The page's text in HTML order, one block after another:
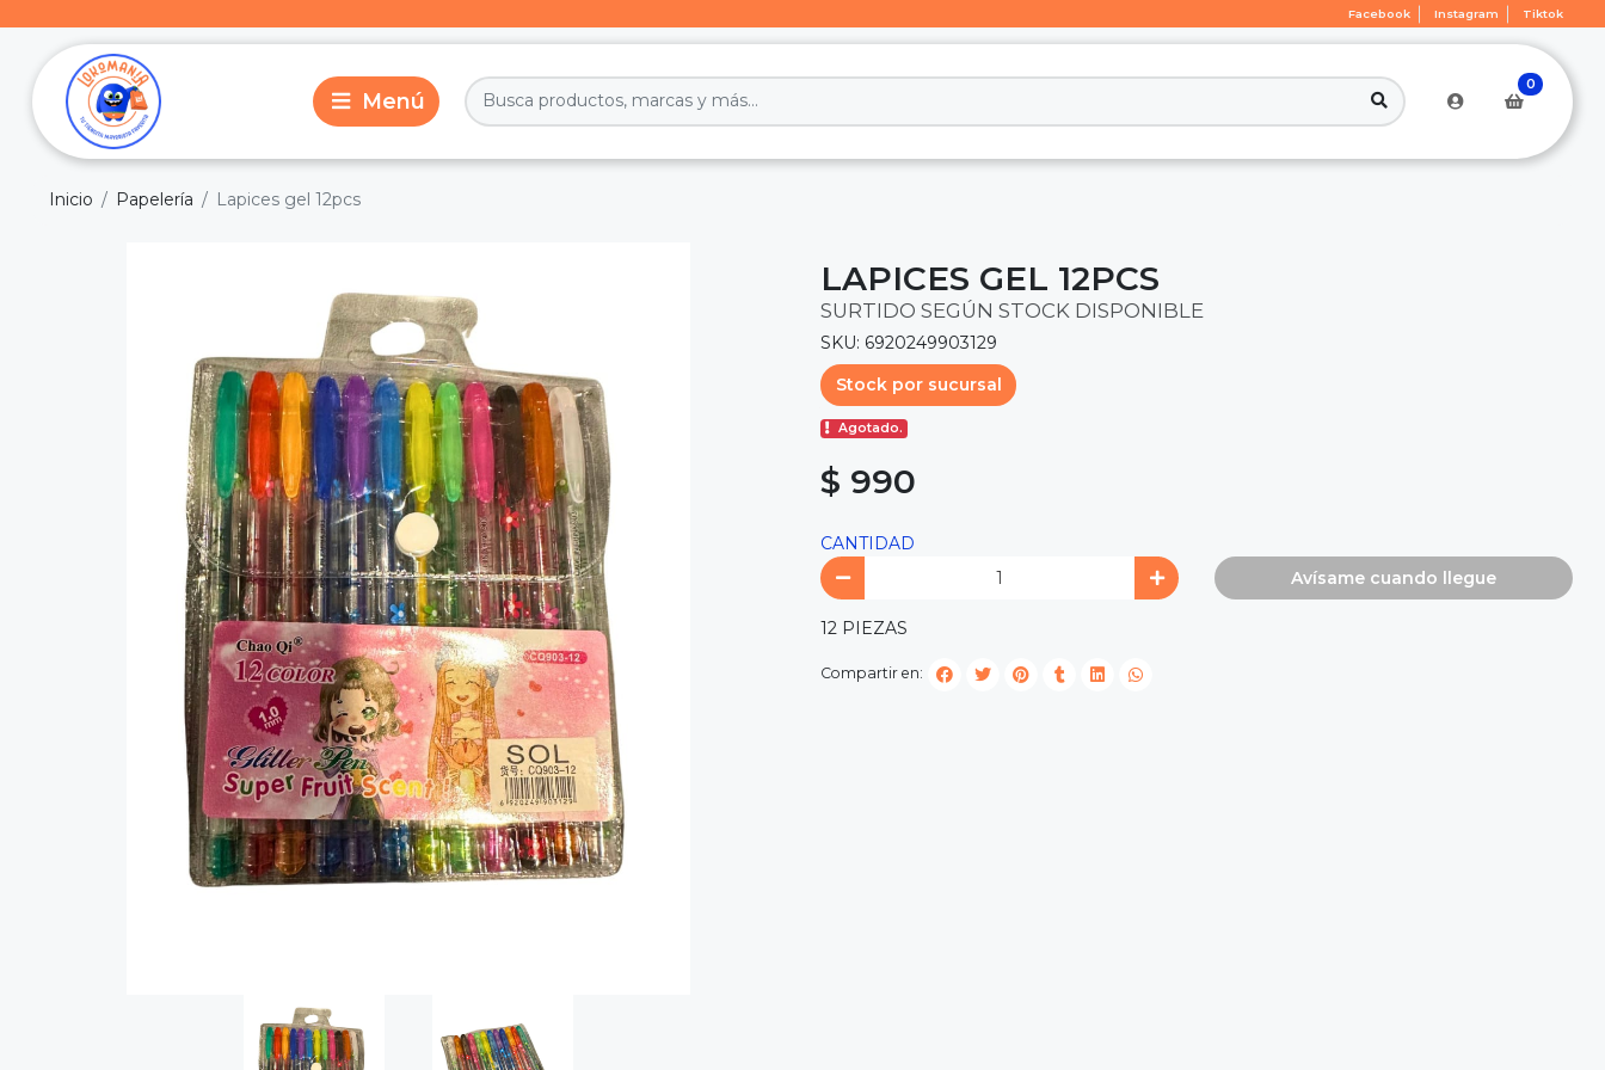
Facebook Instagram Tiktok
0
Inicio Papelería Lapices gel 12pcs
LAPICES GEL 12PCS
SURTIDO SEGÚN STOCK DISPONIBLE
SKU: 6920249903129
Stock por sucursal
Agotado.
$ 990
CANTIDAD
Avísame cuando llegue
12 PIEZAS
Compartir en: